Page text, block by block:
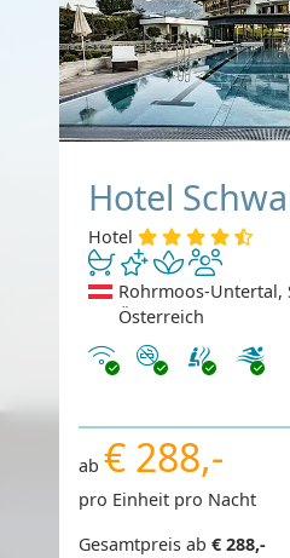
Hotel
Hotel
Rohrmoos-Untertal,
Österreich
InternetNichtraucher
ab € 288,-
pro Einheit pro Nacht
Gesamtpreis ab € 288,-